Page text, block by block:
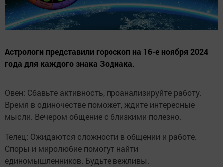
Астрологи представили гороскоп на 16-е ноября 2024
года для каждого знака Зодиака.
Овен: Сбавьте активность, проанализируйте работу.
Время в одиночестве поможет, ждите интересные
мысли. Вечером общение с близкими полезно.
Телец: Ожидаются сложности в общении и работе.
Споры и миролюбие помогут найти
единомышленников. Будьте вежливы.